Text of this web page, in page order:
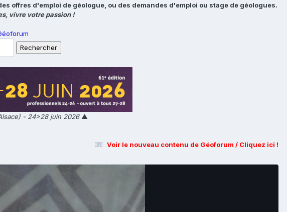
offres d'emploi de géologue, ou des demandes d'emploi ou stage de géologues.
vivre votre passion !
- 24>28 juin 2026▲
Voir le nouveau contenu de Géoforum / Cliquez ici !